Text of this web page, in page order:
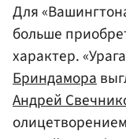
Для
больше
характер.
Бриндамора
Андрей